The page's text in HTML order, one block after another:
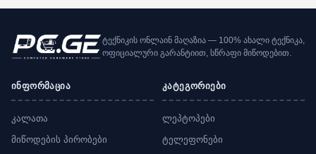
ტექნიკის ონლაინ მაღაზია — 100% ახალი ტექნიკა,
ოფიციალური გარანტიით, სწრაფი მიწოდებით.
ინფორმაცია
კალათა
მიწოდების პირობები
კატეგორიები
ლეპტოპები
ტელეფონები